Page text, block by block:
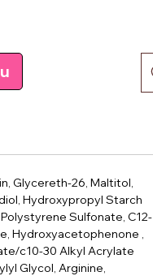
Glycereth-26, Maltitol,
Hydroxypropyl Starch
Sulfonate, C12-
Hydroxyacetophenone ,
c10-30 Alkyl Acrylate
Glycol, Arginine,